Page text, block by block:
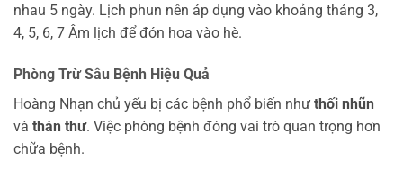
nhau 5 ngày. Lịch phun nên áp dụng vào khoảng tháng 3,
4, 5, 6, 7 Âm lịch để đón hoa vào hè.
Phòng Trừ Sâu Bệnh Hiệu Quả
Hoàng Nhạn chủ yếu bị các bệnh phổ biến như thối nhũn
và thán thư. Việc phòng bệnh đóng vai trò quan trọng hơn
chữa bệnh.